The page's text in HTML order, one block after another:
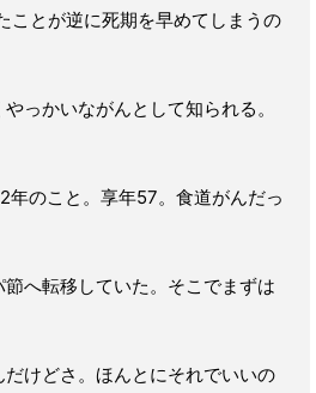
ことが逆に死期を早めてしまうの
っかいながんとして知られる。
年のこと。享年57。食道がんだっ
へ転移していた。そこでまずは
けどさ。ほんとにそれでいいの